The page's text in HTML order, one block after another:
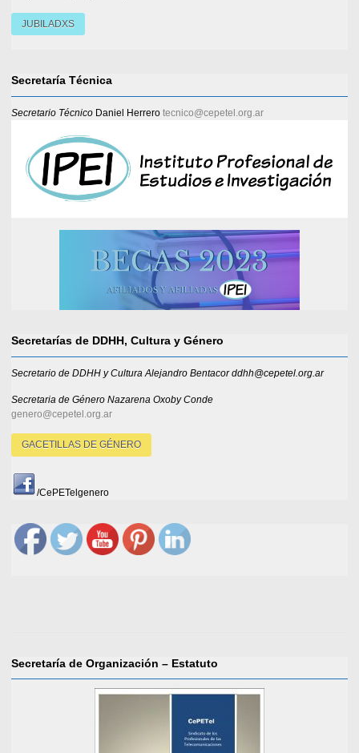
JUBILADXS
Secretaría Técnica
Secretario Técnico Daniel Herrero tecnico@cepetel.org.ar
Secretarías de DDHH, Cultura y Género
Secretario de DDHH y Cultura Alejandro Bentacor ddhh@cepetel.org.ar
Secretaria de Género Nazarena Oxoby Conde
genero@cepetel.org.ar
GACETILLAS DE GÉNERO
/CePETelgenero
Secretaría de Organización – Estatuto